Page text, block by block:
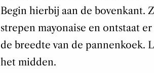
Begin hierbij aan de bovenkant.
strepen mayonaise en ontstaat
de breedte van de pannenkoek.
het midden.